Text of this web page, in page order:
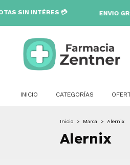
SIN INTÉRES 💳 ENVIO
INICIO CATEGORÍAS
Inicio > Marca > Alernix
Alernix